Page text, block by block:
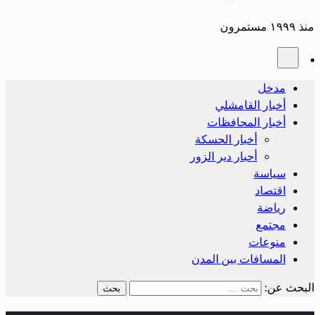
منذ ١٩٩٩ مستمرون
مدخل
أخبار القامشلي
أخبار المحافظات
أخبار الحسكة
أحبار دير الزور
سياسة
اقتصاد
رياضة
مجتمع
منوعات
المسافات بين المدن
البحث عن: